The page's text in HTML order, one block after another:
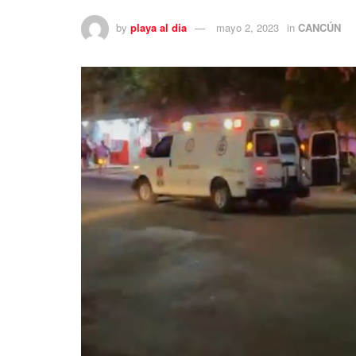
by playa al dia mayo 2, 2023 in CANCÚN